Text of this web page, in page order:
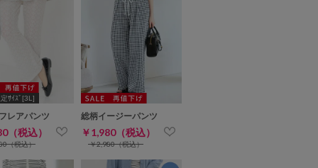
ｻｲｽﾞ[3L]
レアパンツ
（税込）
（税込）
総柄イージーパンツ
￥1,980（税込）
￥2,980（税込）